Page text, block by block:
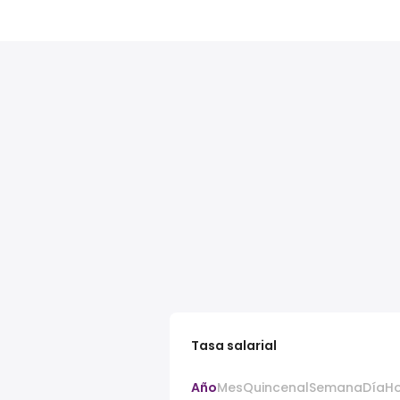
Tasa salarial
AñoMesQuincenalSemanaDía